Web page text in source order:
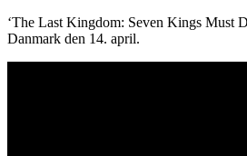
‘The Last Kingdom: Seven Kings Must
Danmark den 14. april.